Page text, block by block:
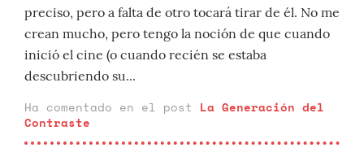
preciso, pero a falta de otro tocará tirar de él. No me
crean mucho, pero tengo la noción de que cuando
inició el cine (o cuando recién se estaba
descubriendo su...
Ha comentado en el post La Generación del
Contraste